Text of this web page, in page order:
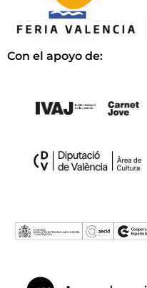
Con el apoyo de: